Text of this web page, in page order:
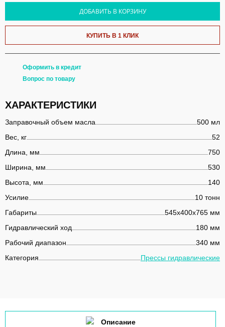
ДОБАВИТЬ В КОРЗИНУ
КУПИТЬ В 1 КЛИК
Оформить в кредит
Вопрос по товару
ХАРАКТЕРИСТИКИ
Заправочный объем масла
500 мл
Вес, кг
52
Длина, мм
750
Ширина, мм
530
Высота, мм
140
Усилие
10 тонн
Габариты
545х400х765 мм
Гидравлический ход
180 мм
Рабочий диапазон
340 мм
Категория
Прессы гидравлические
Описание